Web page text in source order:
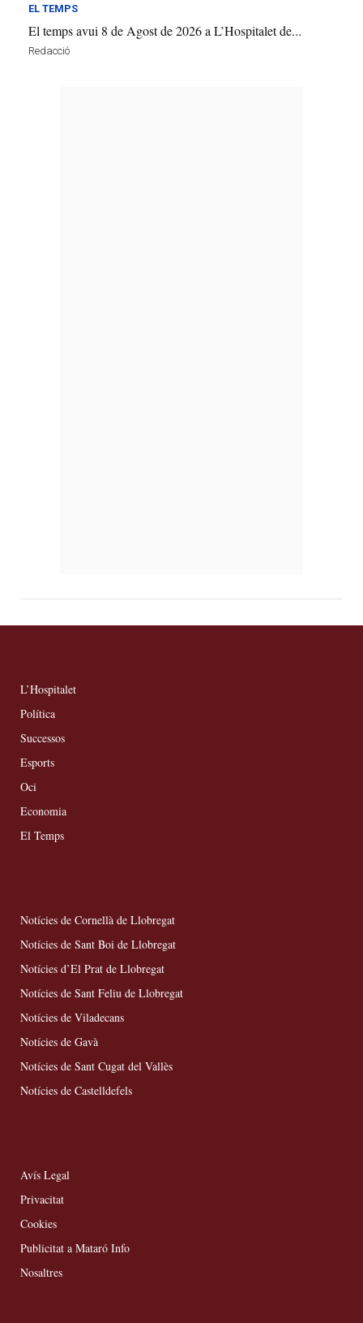
EL TEMPS
El temps avui 8 de Agost de 2026 a L’Hospitalet de...
Redacció
L’Hospitalet
Política
Successos
Esports
Oci
Economia
El Temps
Notícies de Cornellà de Llobregat
Notícies de Sant Boi de Llobregat
Notícies d’El Prat de Llobregat
Notícies de Sant Feliu de Llobregat
Notícies de Viladecans
Notícies de Gavà
Notícies de Sant Cugat del Vallès
Notícies de Castelldefels
Avís Legal
Privacitat
Cookies
Publicitat a Mataró Info
Nosaltres